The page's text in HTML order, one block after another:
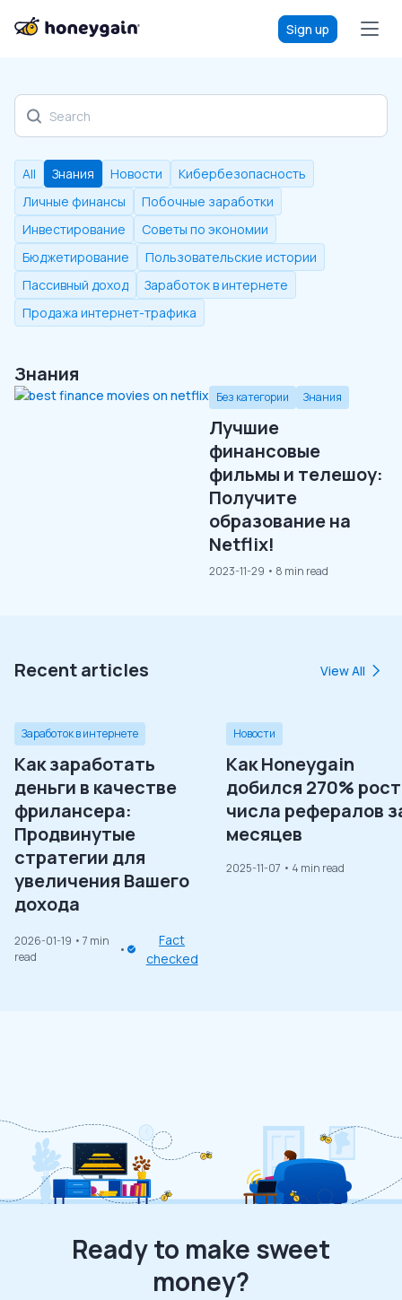
Sign up
Discover our blog
All Знания Новости
Кибербезопасность
Личные финансы
Побочные заработки
Инвестирование
Советы по экономии
Бюджетирование
Пользовательские истории
Пассивный доход
Заработок в интернете
Продажа интернет-трафика
Знания
Без категории Знания
Лучшие
финансовые
фильмы и телешоу:
Получите
образование на
Netflix!
2023-11-29 • 8 min read
Recent articles View All
Заработок в интернете
Как заработать
деньги в качестве
фрилансера:
Продвинутые
стратегии для
увеличения Вашего
дохода
2026-01-19 • 7 min
read
Fact
checked
Новости
Как Honeygain
добился 270%
числа рефералов
месяцев
2025-11-07 • 4 min read
Ready to make sweet
money?